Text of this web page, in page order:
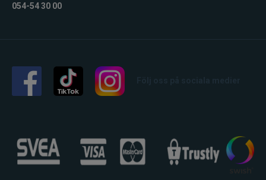
054-54 30 00